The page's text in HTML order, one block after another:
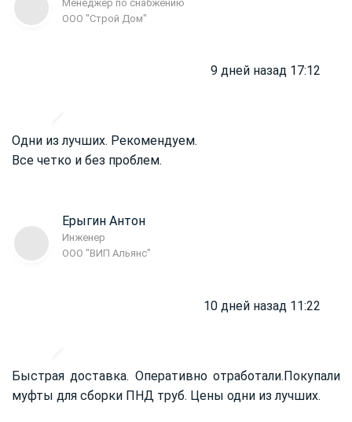
Менеджер по снабжению
ООО "Строй Дом"
9 дней назад 17:12
Одни из лучших. Рекомендуем.
Все четко и без проблем.
Ерыгин Антон
Инженер
ООО "ВИП Альянс"
10 дней назад 11:22
Быстрая доставка. Оперативно отработали.Покупали
муфты для сборки ПНД труб. Цены одни из лучших.